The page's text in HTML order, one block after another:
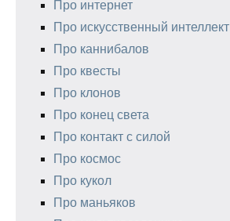
Про интернет
Про искусственный интеллект
Про каннибалов
Про квесты
Про клонов
Про конец света
Про контакт с силой
Про космос
Про кукол
Про маньяков